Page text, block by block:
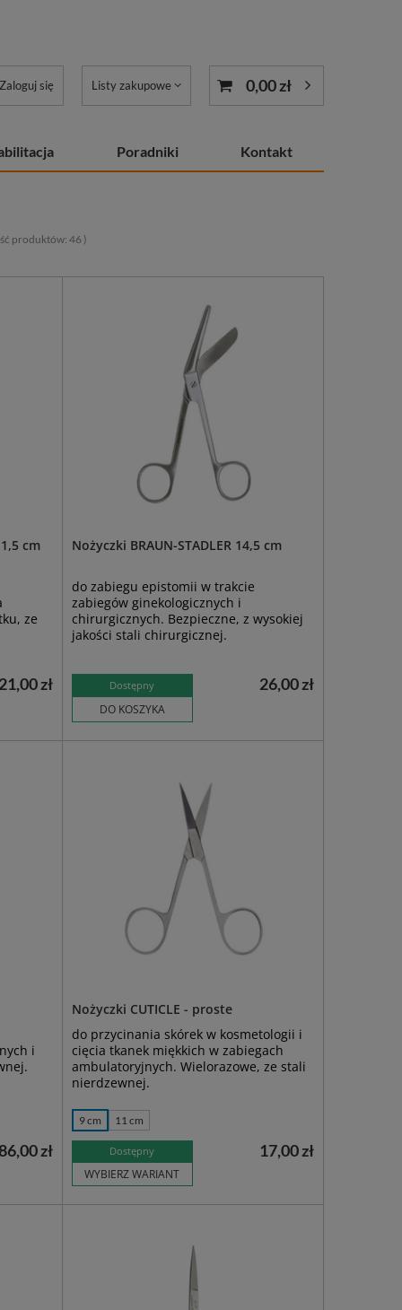
Zaloguj się Listy zakupowe 0,00 zł
Poradniki Kontakt
produktów:46 )
cm
ze
21,00 zł
Nożyczki BRAUN-STADLER 14,5 cm
do zabiegu epistomii w trakcie
zabiegów ginekologicznych i
chirurgicznych. Bezpieczne, z wysokiej
jakości stali chirurgicznej.
Dostępny
DO KOSZYKA
26,00 zł
i
zł
Nożyczki CUTICLE - proste
do przycinania skórek w kosmetologii i
cięcia tkanek miękkich w zabiegach
ambulatoryjnych. Wielorazowe, ze stali
nierdzewnej.
9 cm 11 cm
Dostępny
WYBIERZ WARIANT
17,00 zł